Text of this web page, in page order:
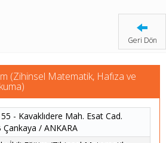
Geri Dön
(Zihinsel Matematik, Hafıza ve
- Kavaklıdere Mah. Esat Cad.
/ ANKARA